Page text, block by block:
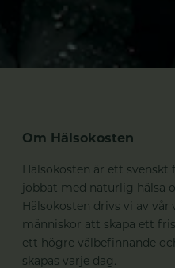
Om Hälsokosten
Hälsokosten är ett
jobbat med naturlig hälsa
Hälsokosten drivs vi av
människor att skapa ett
ett högre välbefinnande
skapas varje dag.